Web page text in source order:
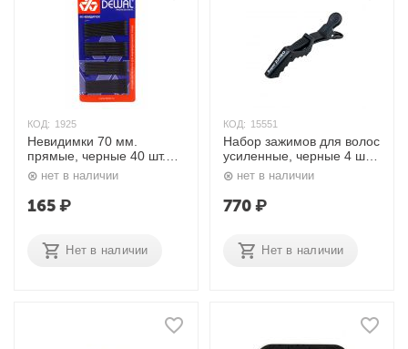
КОД: 1925
Невидимки 70 мм.
прямые, черные 40 шт.
CL3021B Dewal
нет в наличии
165₽
Нет в наличии
КОД: 15551
Набор зажимов для волос
усиленные, черные 4 шт.
Jumbo h10986-15
Harizma
нет в наличии
770₽
Нет в наличии